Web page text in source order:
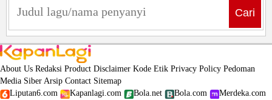
Cari
About Us Redaksi Product Disclaimer Kode Etik Privacy Policy Pedoman
Media Siber Arsip Contact Sitemap
Liputan6.com
Kapanlagi.com Bola.net Bola.com
Merdeka.com